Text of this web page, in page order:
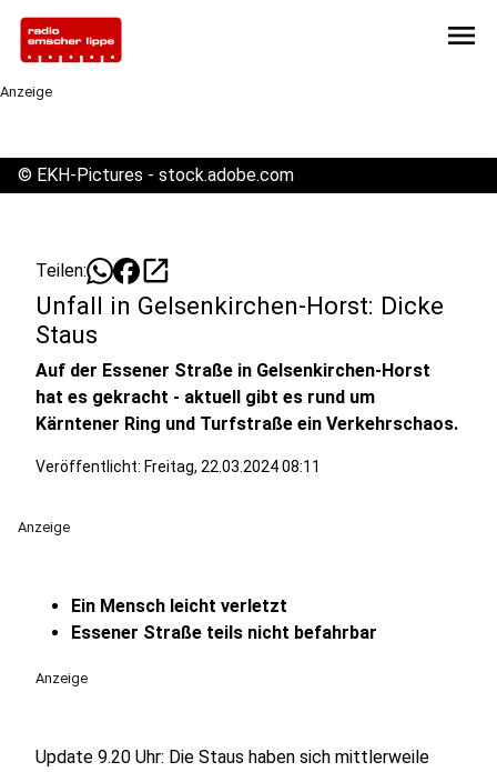
menu
Anzeige
© EKH-Pictures - stock.adobe.com
Teilen: open_in_new
Unfall in Gelsenkirchen-Horst: Dicke
Staus
Auf der Essener Straße in Gelsenkirchen-Horst
hat es gekracht - aktuell gibt es rund um
Kärntener Ring und Turfstraße ein Verkehrschaos.
Veröffentlicht: Freitag, 22.03.2024 08:11
Anzeige
Ein Mensch leicht verletzt
Essener Straße teils nicht befahrbar
Anzeige
Update 9.20 Uhr: Die Staus haben sich mittlerweile